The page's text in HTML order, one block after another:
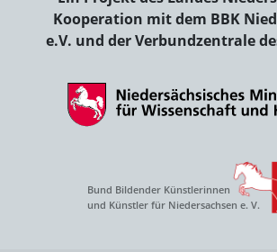
Kooperation mit dem BBK
e.V. und der Verbundzentrale
Bund Bildender Künstlerinnen
und Künstler für Niedersachsen e. V.